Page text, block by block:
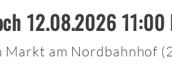
12.08.2026 11:00
Markt am Nordbahnhof